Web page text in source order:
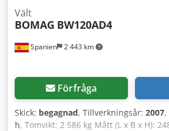
Spanien 2 443 km
Vält
BOMAG BW120AD4
Förfråga
Skick: begagnad, Tillverkningsår: 2007
h, Tomvikt: 2 586 kg Mått (L x B x H):